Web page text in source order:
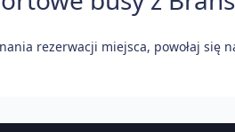
rezerwacji miejsca, powołaj się